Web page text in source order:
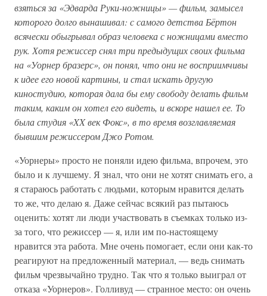
взяться за «Эдварда Руки-ножницы» — фильм, замысел
которого долго вынашивал: с самого детства Бёртон
всячески обыгрывал образ человека с ножницами вместо
рук. Хотя режиссер снял три предыдущих своих фильма
на «Уорнер бразерс», он понял, что они не восприимчивы
к идее его новой картины, и стал искать другую
киностудию, которая дала бы ему свободу делать фильм
таким, каким он хотел его видеть, и вскоре нашел ее. То
была студия «XX век Фокс», в то время возглавляемая
бывшим режиссером Джо Ротом.
«Уорнеры» просто не поняли идею фильма, впрочем, это
было и к лучшему. Я знал, что они не хотят снимать его, а
я стараюсь работать с людьми, которым нравится делать
то же, что делаю я. Даже сейчас всякий раз пытаюсь
оценить: хотят ли люди участвовать в съемках только из-
за того, что режиссер — я, или им по-настоящему
нравится эта работа. Мне очень помогает, если они как-то
реагируют на предложенный материал, — ведь снимать
фильм чрезвычайно трудно. Так что я только выиграл от
отказа «Уорнеров». Голливуд — странное место: он очень